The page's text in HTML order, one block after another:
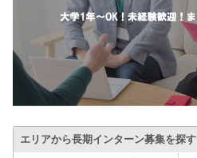
エリアから長期インターン募集を探す